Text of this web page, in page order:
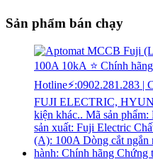
Sản phẩm bán chạy